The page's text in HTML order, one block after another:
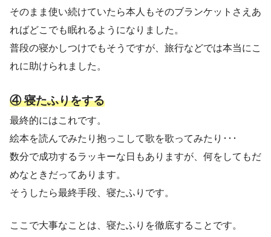
そのまま使い続けていたら本人もそのブランケットさえあ
ればどこでも眠れるようになりました。
普段の寝かしつけでもそうですが、旅行などでは本当にこ
れに助けられました。
④ 寝たふりをする
最終的にはこれです。
絵本を読んでみたり抱っこして歌を歌ってみたり･･･
数分で成功するラッキーな日もありますが、何をしてもだ
めなときだってあります。
そうしたら最終手段、寝たふりです。
ここで大事なことは、寝たふりを徹底することです。